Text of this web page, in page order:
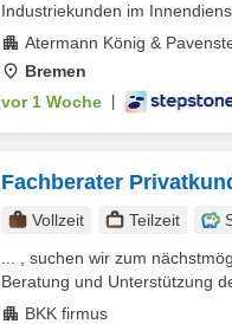
Industriekunden im
Atermann König &
Bremen
vor 1 Woche
Fachberater
Vollzeit Teilzeit
... , suchen wir zum
Beratung und Unterstützung
BKK firmus